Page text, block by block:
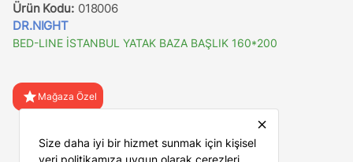
Ürün Kodu: 018006
DR.NIGHT
BED-LINE İSTANBUL YATAK BAZA BAŞLIK 160*200
star Mağaza Özel
close
Size daha iyi bir hizmet sunmak için kişisel
veri politikamıza uygun olarak çerezleri